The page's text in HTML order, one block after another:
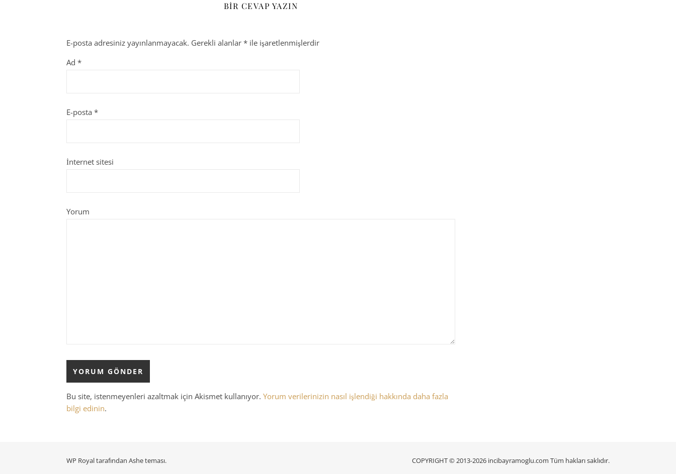
BIR CEVAP YAZIN
E-posta adresiniz yayınlanmayacak. Gerekli alanlar * ile işaretlenmişlerdir
Ad *
E-posta *
İnternet sitesi
Yorum
Bu site, istenmeyenleri azaltmak için Akismet kullanıyor. Yorum verilerinizin nasıl işlendiği hakkında daha fazla
bilgi edinin.
COPYRIGHT © 2013-2026 incibayramoglu.com Tüm hakları saklıdır.
WP Royaltarafından Ashe teması.